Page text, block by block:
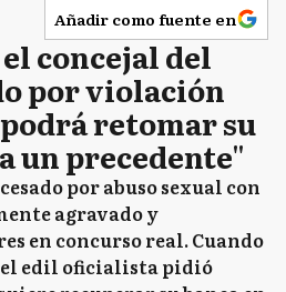
Añadir como fuente en
concejal del
por violación
retomar su
un precedente"
por abuso sexual con
agravado y
en concurso real. Cuando
el edil oficialista pidió